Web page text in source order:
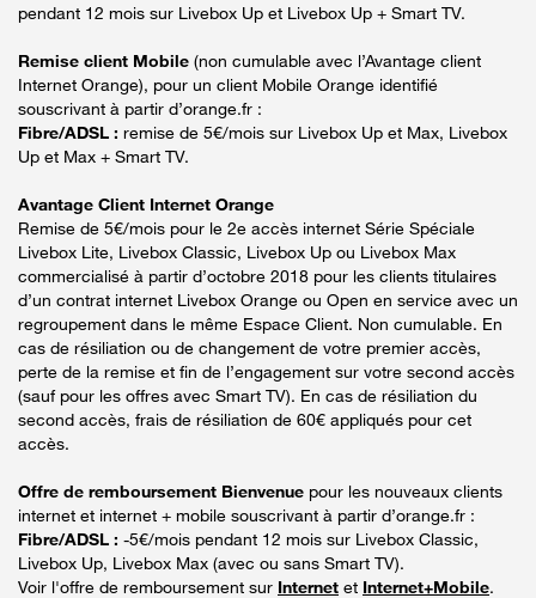
pendant 12 mois sur Livebox Up et Livebox Up + Smart TV.
Remise client Mobile (non cumulable avec l’Avantage client
Internet Orange), pour un client Mobile Orange identifié
souscrivant à partir d’orange.fr :
Fibre/ADSL : remise de 5€/mois sur Livebox Up et Max, Livebox
Up et Max + Smart TV.
Avantage Client Internet Orange
Remise de 5€/mois pour le 2e accès internet Série Spéciale
Livebox Lite, Livebox Classic, Livebox Up ou Livebox Max
commercialisé à partir d’octobre 2018 pour les clients titulaires
d’un contrat internet Livebox Orange ou Open en service avec un
regroupement dans le même Espace Client. Non cumulable. En
cas de résiliation ou de changement de votre premier accès,
perte de la remise et fin de l’engagement sur votre second accès
(sauf pour les offres avec Smart TV). En cas de résiliation du
second accès, frais de résiliation de 60€ appliqués pour cet
accès.
Offre de remboursement Bienvenue pour les nouveaux clients
internet et internet + mobile souscrivant à partir d’orange.fr :
Fibre/ADSL : -5€/mois pendant 12 mois sur Livebox Classic,
Livebox Up, Livebox Max (avec ou sans Smart TV).
Voir l'offre de remboursement sur Internet et Internet+Mobile.